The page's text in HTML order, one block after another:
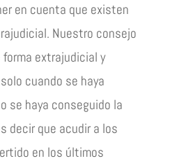
en cuenta que existen
Nuestro consejo
extrajudicial y
cuando se haya
se haya conseguido la
decir que acudir a los
en los últimos